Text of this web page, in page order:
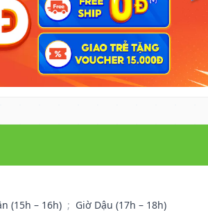
(15h – 16h) ; Giờ Dậu (17h – 18h)